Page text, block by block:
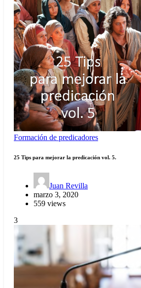
Formación de predicadores
25 Tips para mejorar la predicación vol. 5.
Juan Revilla
marzo 3, 2020
559 views
3